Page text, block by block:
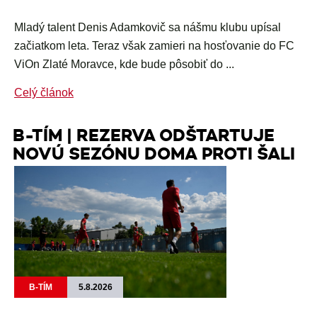
Mladý talent Denis Adamkovič sa nášmu klubu upísal
začiatkom leta. Teraz však zamieri na hosťovanie do FC
ViOn Zlaté Moravce, kde bude pôsobiť do ...
Celý článok
B-TÍM | REZERVA ODŠTARTUJE
NOVÚ SEZÓNU DOMA PROTI ŠALI
B-TÍM 5.8.2026